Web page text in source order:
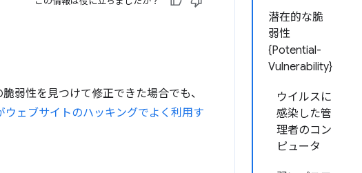
潜在的な脆
弱性
{Potential-
Vulnerability}
ウイルスに
感染した管
理者のコン
ピュータ
弱性を見つけて修正できた場合でも、
ウェブサイトのハッキングでよく利用す